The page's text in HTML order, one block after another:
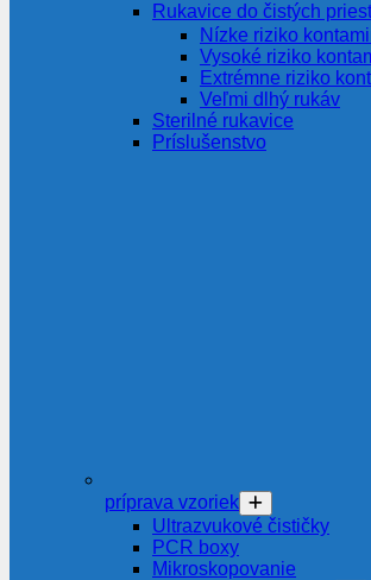
Rukavice do čistých
Nízke riziko
Vysoké riziko
Extrémne riziko
Veľmi dlhý rukáv
Sterilné rukavice
Príslušenstvo
príprava vzoriek
Ultrazvukové čističky
PCR boxy
Mikroskopovanie